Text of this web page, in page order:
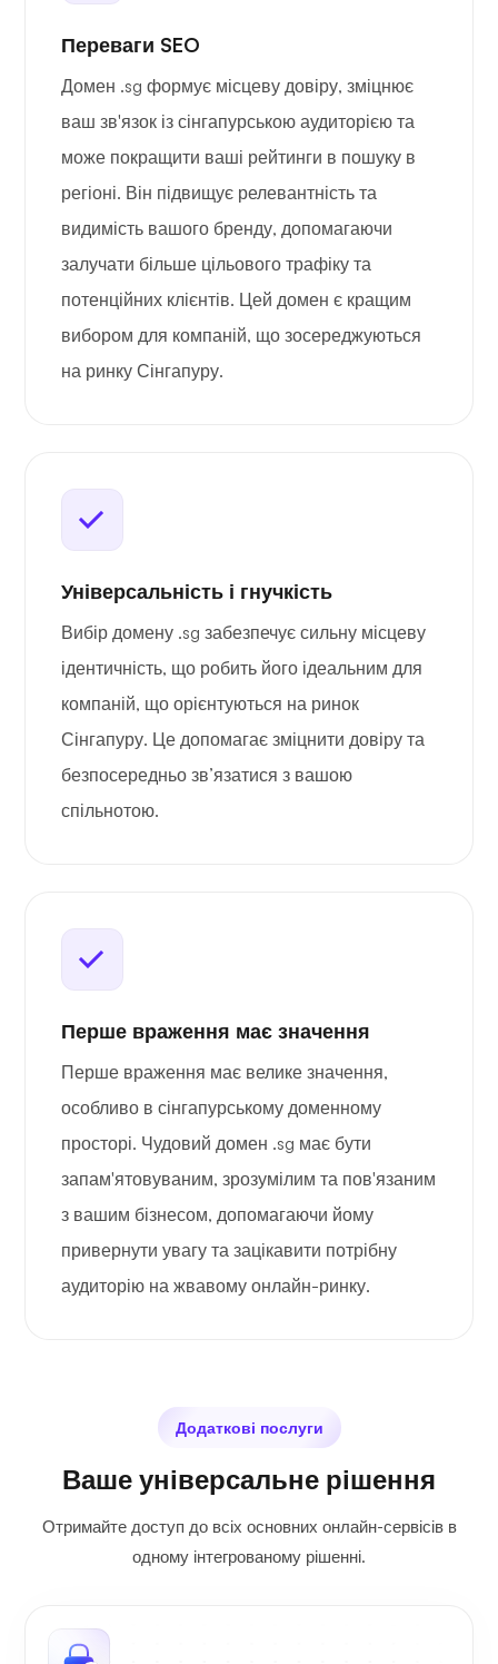
Переваги SEO
Домен .sg формує місцеву довіру, зміцнює
ваш зв'язок із сінгапурською аудиторією та
може покращити ваші рейтинги в пошуку в
регіоні. Він підвищує релевантність та
видимість вашого бренду, допомагаючи
залучати більше цільового трафіку та
потенційних клієнтів. Цей домен є кращим
вибором для компаній, що зосереджуються
на ринку Сінгапуру.
Універсальність і гнучкість
Вибір домену .sg забезпечує сильну місцеву
ідентичність, що робить його ідеальним для
компаній, що орієнтуються на ринок
Сінгапуру. Це допомагає зміцнити довіру та
безпосередньо зв’язатися з вашою
спільнотою.
Перше враження має значення
Перше враження має велике значення,
особливо в сінгапурському доменному
просторі. Чудовий домен .sg має бути
запам'ятовуваним, зрозумілим та пов'язаним
з вашим бізнесом, допомагаючи йому
привернути увагу та зацікавити потрібну
аудиторію на жвавому онлайн-ринку.
Додаткові послуги
Ваше універсальне рішення
Отримайте доступ до всіх основних онлайн-сервісів в
одному інтегрованому рішенні.